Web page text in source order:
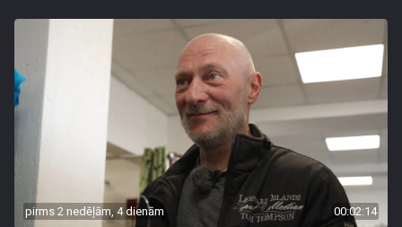
pirms 2 nedēļām, 4 dienām 00:02:14